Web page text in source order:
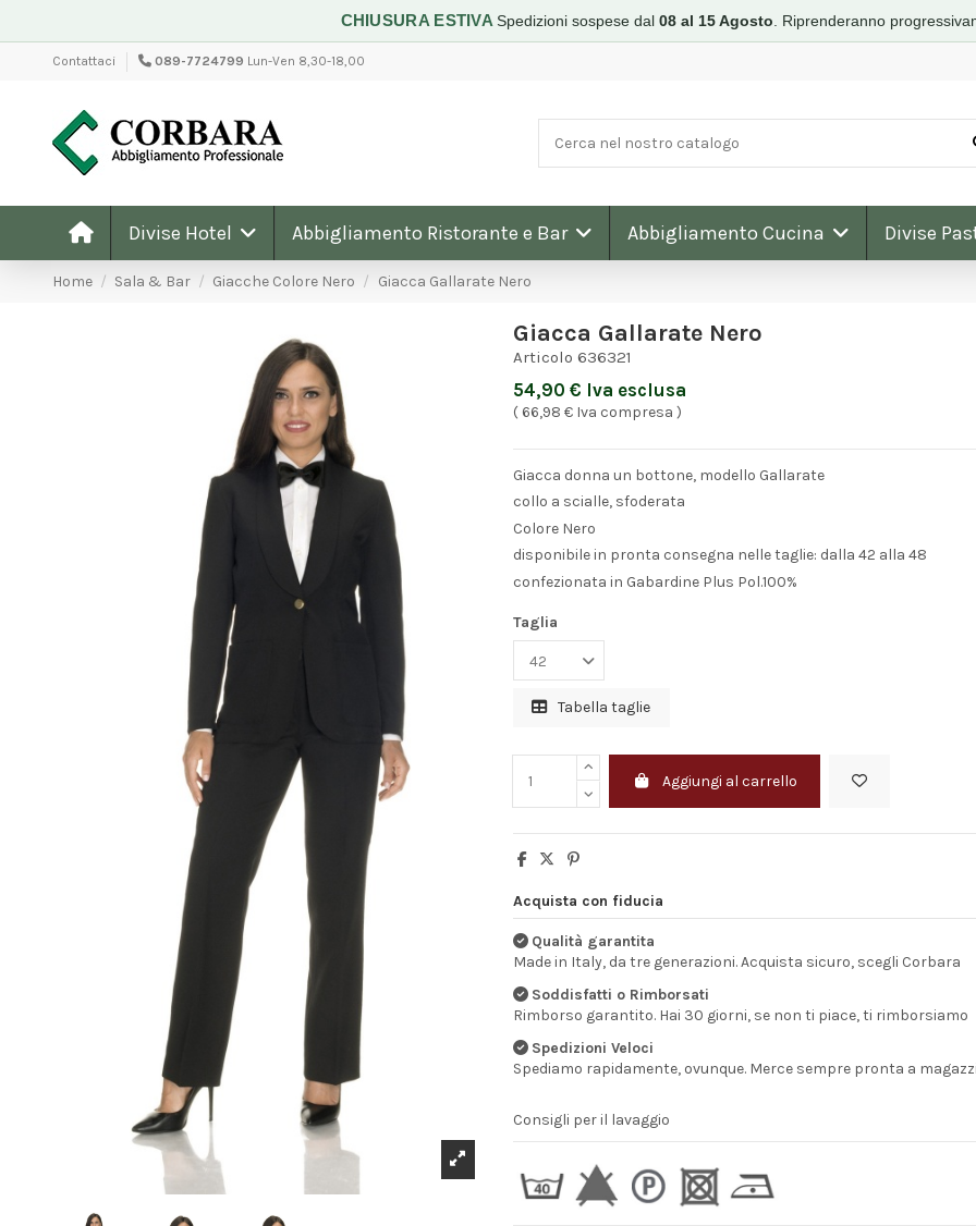
CHIUSURA ESTIVASpedizioni sospese dal08 al 15 Agosto Riprenderanno
Contattaci 089-7724799 Lun-Ven 8,30-18,00
Divise Hotel Abbigliamento Ristorante e Bar Abbigliamento Cucina Divise
Home Sala & Bar Giacche Colore Nero Giacca Gallarate Nero
Giacca Gallarate Nero
Articolo 636321
54,90 € Iva esclusa
( 66,98 € Iva compresa )
Giacca donna un bottone, modello Gallarate
collo a scialle, sfoderata
Colore Nero
disponibile in pronta consegna nelle taglie: dalla 42 alla 48
confezionata in Gabardine Plus Pol.100%
Taglia
Tabella taglie
Aggiungi al carrello
Acquista con fiducia
Qualità garantita
Made in Italy, da tre generazioni. Acquista sicuro, scegli Corbara
Soddisfatti o Rimborsati
Rimborso garantito. Hai 30 giorni, se non ti piace, ti rimborsiamo
Spedizioni Veloci
Spediamo rapidamente, ovunque. Merce sempre pronta a
Consigli per il lavaggio
13:30 ed e stato
veramente di